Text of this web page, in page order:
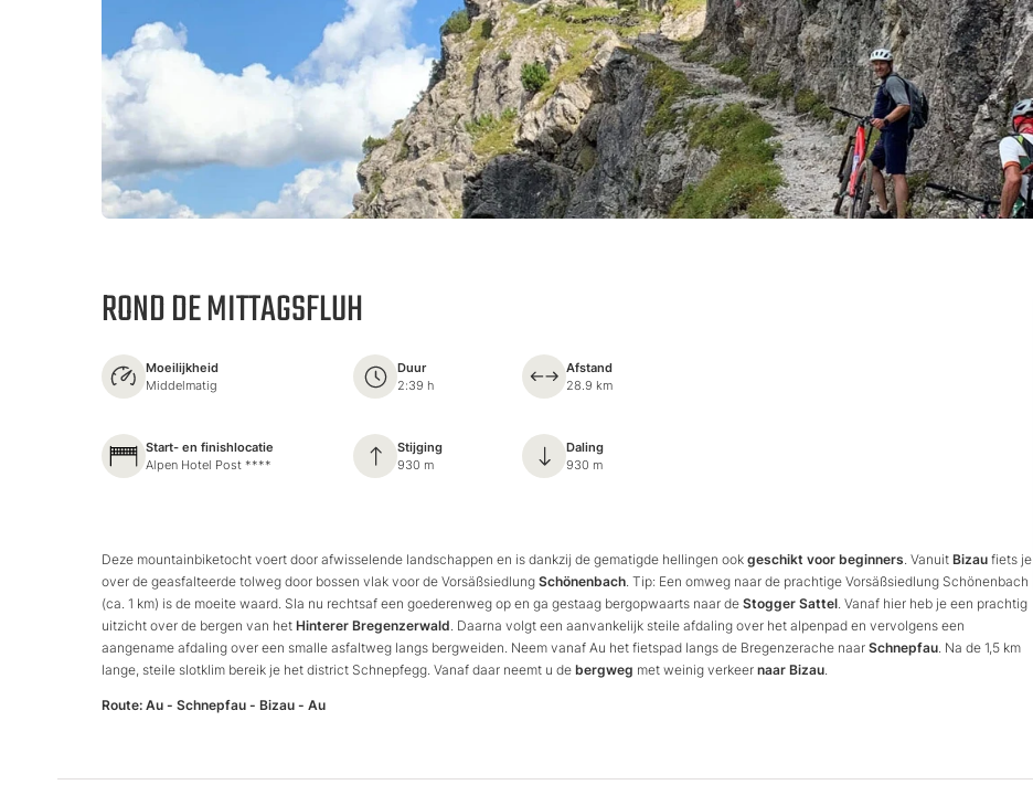
ROND DE MITTAGSFLUH
Moeilijkheid
Middelmatig
Duur
2:39 h
Afstand
28.9 km
Start- en finishlocatie
Alpen Hotel Post ****
Stijging
930 m
Daling
930 m
Deze mountainbiketocht voert door afwisselende landschappen en is dankzij de gematigde hellingen ook geschikt voor beginners . Vanuit Bizau fiets je
over de geasfalteerde tolweg door bossen vlak voor de Vorsäßsiedlung Schönenbach . Tip: Een omweg naar de prachtige Vorsäßsiedlung Schönenbach
(ca. 1 km) is de moeite waard. Sla nu rechtsaf een goederenweg op en ga gestaag bergopwaarts naar de Stogger Sattel . Vanaf hier heb je een prachtig
uitzicht over de bergen van het Hinterer Bregenzerwald . Daarna volgt een aanvankelijk steile afdaling over het alpenpad en vervolgens een
aangename afdaling over een smalle asfaltweg langs bergweiden. Neem vanaf Au het fietspad langs de Bregenzerache naar Schnepfau . Na de 1,5 km
lange, steile slotklim bereik je het district Schnepfegg. Vanaf daar neemt u de bergweg met weinig verkeer naar Bizau
Route: Au - Schnepfau - Bizau - Au